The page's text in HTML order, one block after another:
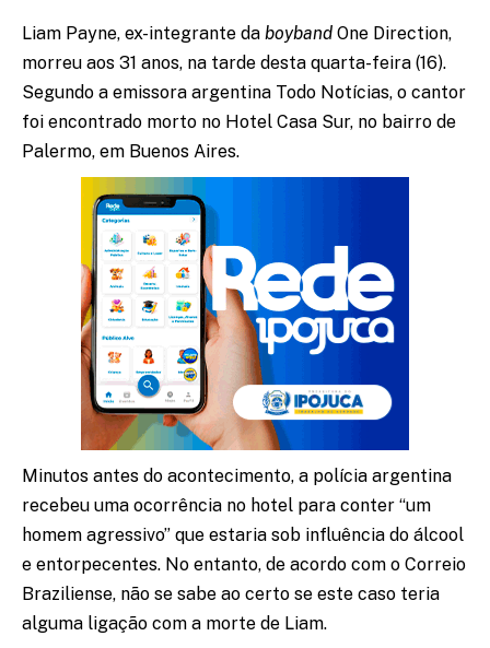
Liam Payne, ex-integrante da boyband One Direction,
morreu aos 31 anos, na tarde desta quarta-feira (16).
Segundo a emissora argentina Todo Notícias, o cantor
foi encontrado morto no Hotel Casa Sur, no bairro de
Palermo, em Buenos Aires.
Minutos antes do acontecimento, a polícia argentina
recebeu uma ocorrência no hotel para conter “um
homem agressivo” que estaria sob influência do álcool
e entorpecentes. No entanto, de acordo com o Correio
Braziliense, não se sabe ao certo se este caso teria
alguma ligação com a morte de Liam.